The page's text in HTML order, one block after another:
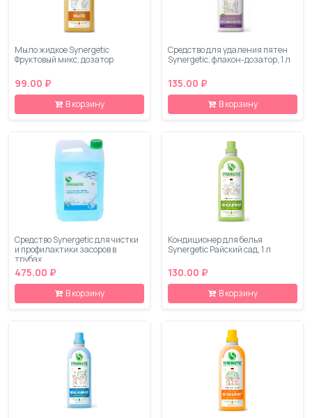
Мыло жидкое Synergetic
Фруктовый микс, дозатор
99.00 ₽
В корзину
Средство для удаления пятен
Synergetic, флакон-дозатор, 1 л
135.00 ₽
В корзину
Средство Synergetic для чистки
и профилактики засоров в
трубах
475.00 ₽
В корзину
Кондиционер для белья
Synergetic Райский сад, 1 л
130.00 ₽
В корзину